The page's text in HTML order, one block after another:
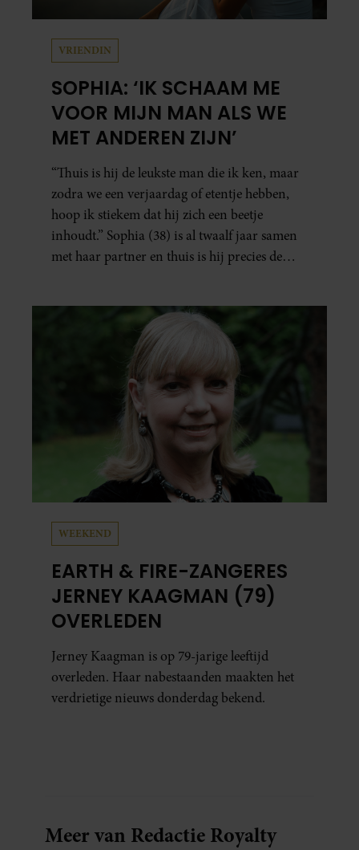
VRIENDIN
SOPHIA: ‘IK SCHAAM ME
VOOR MIJN MAN ALS WE
MET ANDEREN ZIJN’
“Thuis is hij de leukste man die ik ken, maar
zodra we een verjaardag of etentje hebben,
hoop ik stiekem dat hij zich een beetje
inhoudt.” Sophia (38) is al twaalf jaar samen
met haar partner en thuis is hij precies de
vaker schaamt zodra ze samen onder de
WEEKEND
EARTH & FIRE-ZANGERES
JERNEY KAAGMAN (79)
OVERLEDEN
Jerney Kaagman is op 79-jarige leeftijd
overleden. Haar nabestaanden maakten het
verdrietige nieuws donderdag bekend.
Meer van Redactie Royalty